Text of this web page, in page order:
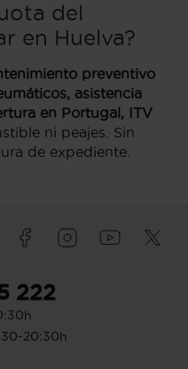
del
en Huelva?
preventivo
asistencia
en Portugal, ITV
ni peajes. Sin
de expediente.
222
20:30h